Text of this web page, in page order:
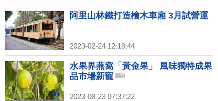
阿里山林鐵打造檜木車廂 3月試營運
2023-02-24 12:18:44
水果界燕窩「黃金果」 風味獨特成果
品市場新寵
2023-08-23 07:37:22